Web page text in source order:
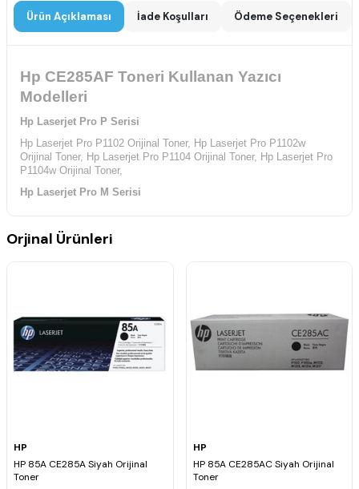
Ürün Açıklaması İade Koşulları Ödeme Seçenekleri
Hp CE285AF Toneri Kullanan Yazıcı
Modelleri
Hp Laserjet Pro P Serisi
Hp Laserjet Pro P1102 Orijinal Toner, Hp Laserjet Pro P1102w
Orijinal Toner, Hp Laserjet Pro P1104 Orijinal Toner, Hp Laserjet Pro
P1104w Orijinal Toner,
Hp Laserjet Pro M Serisi
Toneri,
Orjinal Ürünleri
HP
HP 85A CE285A Siyah Orijinal
Toner
HP
HP 85A CE285AC Siyah Orijinal
Toner